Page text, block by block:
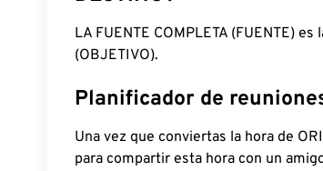
LA FUENTE COMPLETA (FUENTE)
(OBJETIVO).
Planificador de
Una vez que conviertas la hora de
para compartir esta hora con un